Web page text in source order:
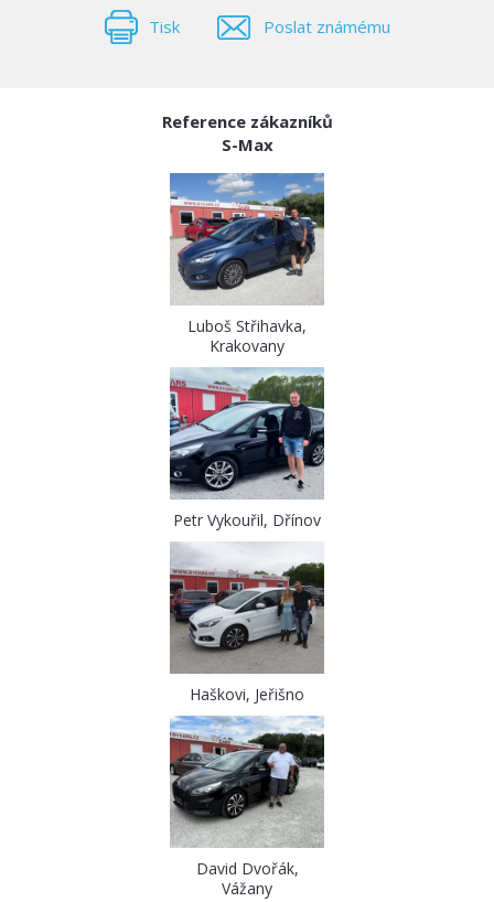
Tisk Poslat známému
Reference zákazníků
S-Max
Luboš Střihavka,
Krakovany
Petr Vykouřil, Dřínov
Haškovi, Jeřišno
David Dvořák,
Vážany